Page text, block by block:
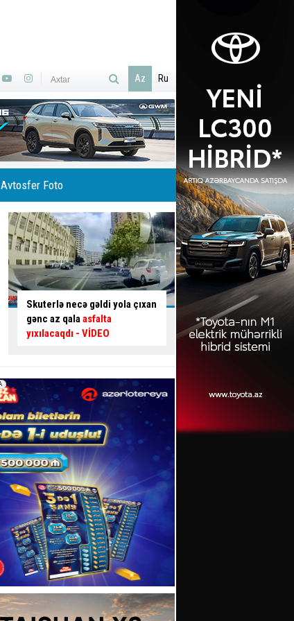
Az Ru
Avtosfer Foto
İsti hava avtomobilə necə
təsir edir? –Usta AÇIQLADI
Ölümlə yadda qalan
təhlükəli ötmə -
şəraiti yaratdı-